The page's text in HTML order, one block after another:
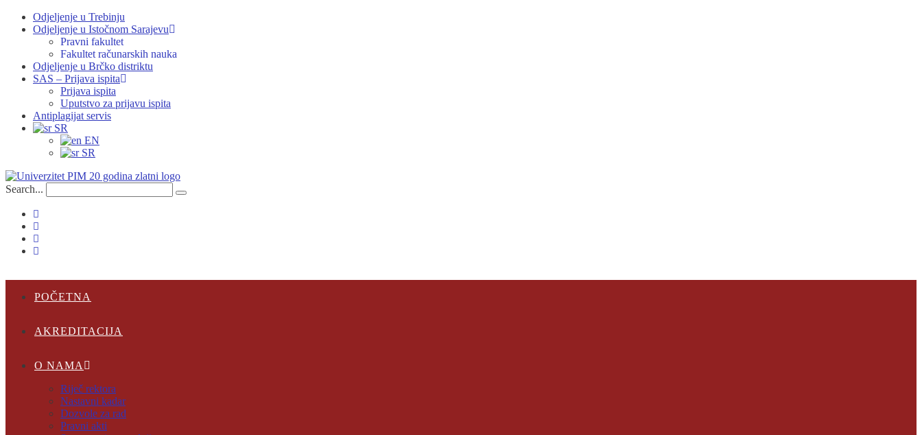
Odjeljenje u Trebinju
Odjeljenje u Istočnom Sarajevu
Pravni fakultet
Fakultet računarskih nauka
Odjeljenje u Brčko distriktu
SAS – Prijava ispita
Prijava ispita
Uputstvo za prijavu ispita
Antiplagijat servis
SR
EN
SR
Search...
POČETNA
AKREDITACIJA
O NAMA
Riječ rektora
Nastavni kadar
Dozvole za rad
Pravni akti